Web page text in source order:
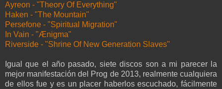
Ayreon - "Theory Of Everything"
Haken - "The Mountain"
Persefone - "Spiritual Migration"
In Vain - "Ænigma"
Riverside - "Shrine Of New Generation Slaves"
Igual que el año pasado, siete discos son a mi parecer la
mejor manifestación del Prog de 2013, realmente cualquiera
de ellos fue y es un placer haberlos escuchado, fácilmente